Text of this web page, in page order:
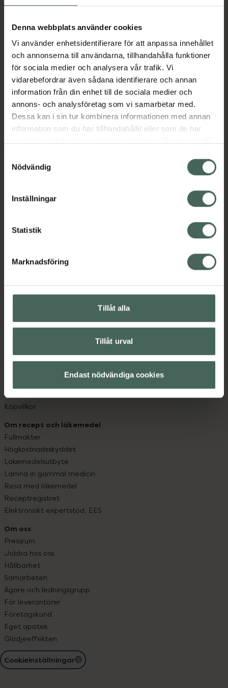
Denna webbplats använder cookies
Vi använder enhetsidentifierare för att anpassa innehållet
och annonserna till användarna, tillhandahålla funktioner
för sociala medier och analysera vår trafik. Vi
vidarebefordrar även sådana identifierare och annan
information från din enhet till de sociala medier och
annons- och analysföretag som vi samarbetar med.
Dessa kan i sin tur kombinera informationen med annan
information som du har tillhandahållit eller som de har
återkalla ditt samtycke via webbplatsens
cookieinställningar. Ett återkallat samtycke påverkar inte
lagligheten av behandling som skett innan återkallelsen.
Nödvändig
Inställningar
Statistik
Marknadsföring
Tillåt alla
Tillåt urval
Endast nödvändiga cookies
Aktuella erbjudanden
Beskrivning Dölj
EAN: 05415062385418
syd till Lappland i norr, och online i mobilen och på
hjälpa just dig att må lite bättre. Välkommen att prata
Kundservice
Vanliga frågor
Leverans, betalning och retur
App
Köpvillkor
Om recept och läkemedel
Fullmakter
Högkostnadsskyddet
Läkemedelsutbyte
Lämna in gammal medicin
Resa med läkemedel
Receptregistret
Elektroniskt expertstöd, EES
Om oss
Pressrum
Jobba hos oss
Hållbarhet
Samarbeten
Ägare och ledningsgrupp
För leverantörer
Företagskund
Eget apotek
Glädjeeffekten
Cookieinställningar